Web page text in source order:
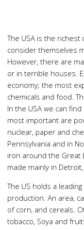
The USA is the
consider themselves
However, there are
or in terrible houses.
economy; the most
chemicals and food.
In the USA we can
most important are
nuclear, paper and
Pennsylvania and in
iron around the Great
made mainly in
The US holds a
production. An area,
of corn, and cereals.
tobacco, Soya and